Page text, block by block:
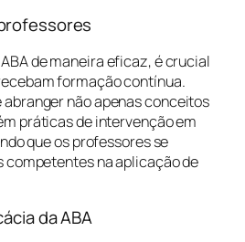
de maneira eficaz, é crucial
formação contínua.
abranger não apenas conceitos
práticas de intervenção em
que os professores se
na aplicação de
da ABA